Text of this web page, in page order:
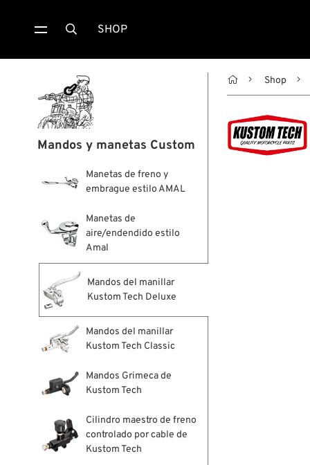
 SHOP
Mandos y manetas Custom
Manetas de freno y
embrague estilo AMAL
Manetas de
aire/endendido estilo
Amal
Mandos del manillar
Kustom Tech Deluxe
Mandos del manillar
Kustom Tech Classic
Mandos Grimeca de
Kustom Tech
Cilindro maestro de freno
controlado por cable de
Kustom Tech
 Shop